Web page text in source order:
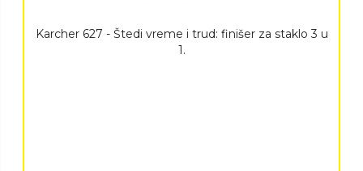
Karcher 627 - Štedi vreme i trud: finišer za staklo 3 u
1.